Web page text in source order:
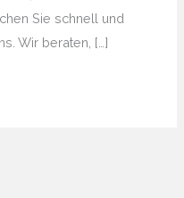
Sie schnell und
Wir beraten, […]